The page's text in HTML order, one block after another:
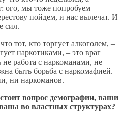
ого, мы тоже попробуем
пойдем, и нас вылечат. И
сил.
тот, кто торгует алкоголем, –
наркотиками, – это враг
работа с наркоманами, не
быть борьба с наркомафией.
ни наркоманов.
вопрос демографии, ваши
во властных структурах?